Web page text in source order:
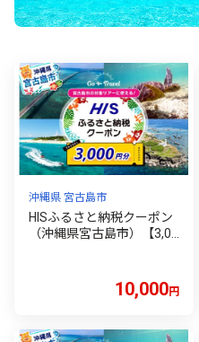
沖縄県 宮古島市
HISふるさと納税クーポン
（沖縄県宮古島市）【3,00
10,000円